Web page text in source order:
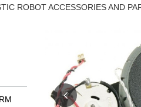
ROBOT ACCESSORIES AND